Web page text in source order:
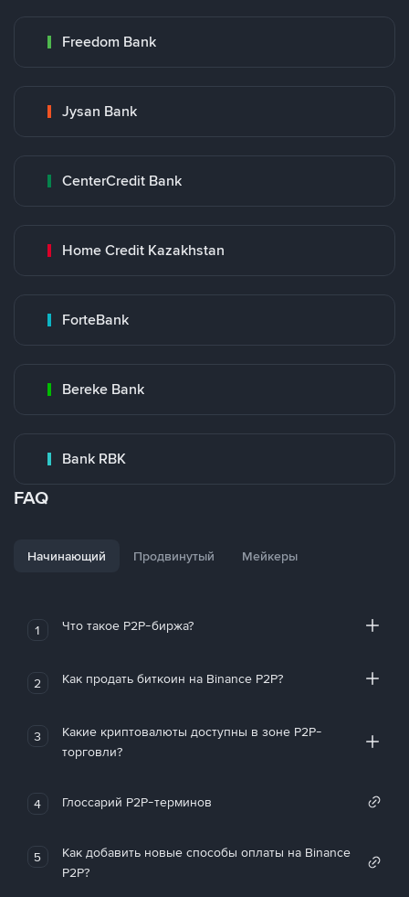
Freedom Bank
Jysan Bank
CenterCredit Bank
Home Credit Kazakhstan
ForteBank
Bereke Bank
Bank RBK
FAQ
Начинающий Продвинутый Мейкеры
1 Что такое P2P-биржа?
2 Как продать биткоин на Binance P2P?
3
Какие криптовалюты доступны в зоне P2P-
торговли?
4 Глоссарий P2P-терминов
5
Как добавить новые способы оплаты на Binance
P2P?